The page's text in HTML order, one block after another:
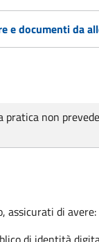
e documenti da
pratica non
assicurati di avere: